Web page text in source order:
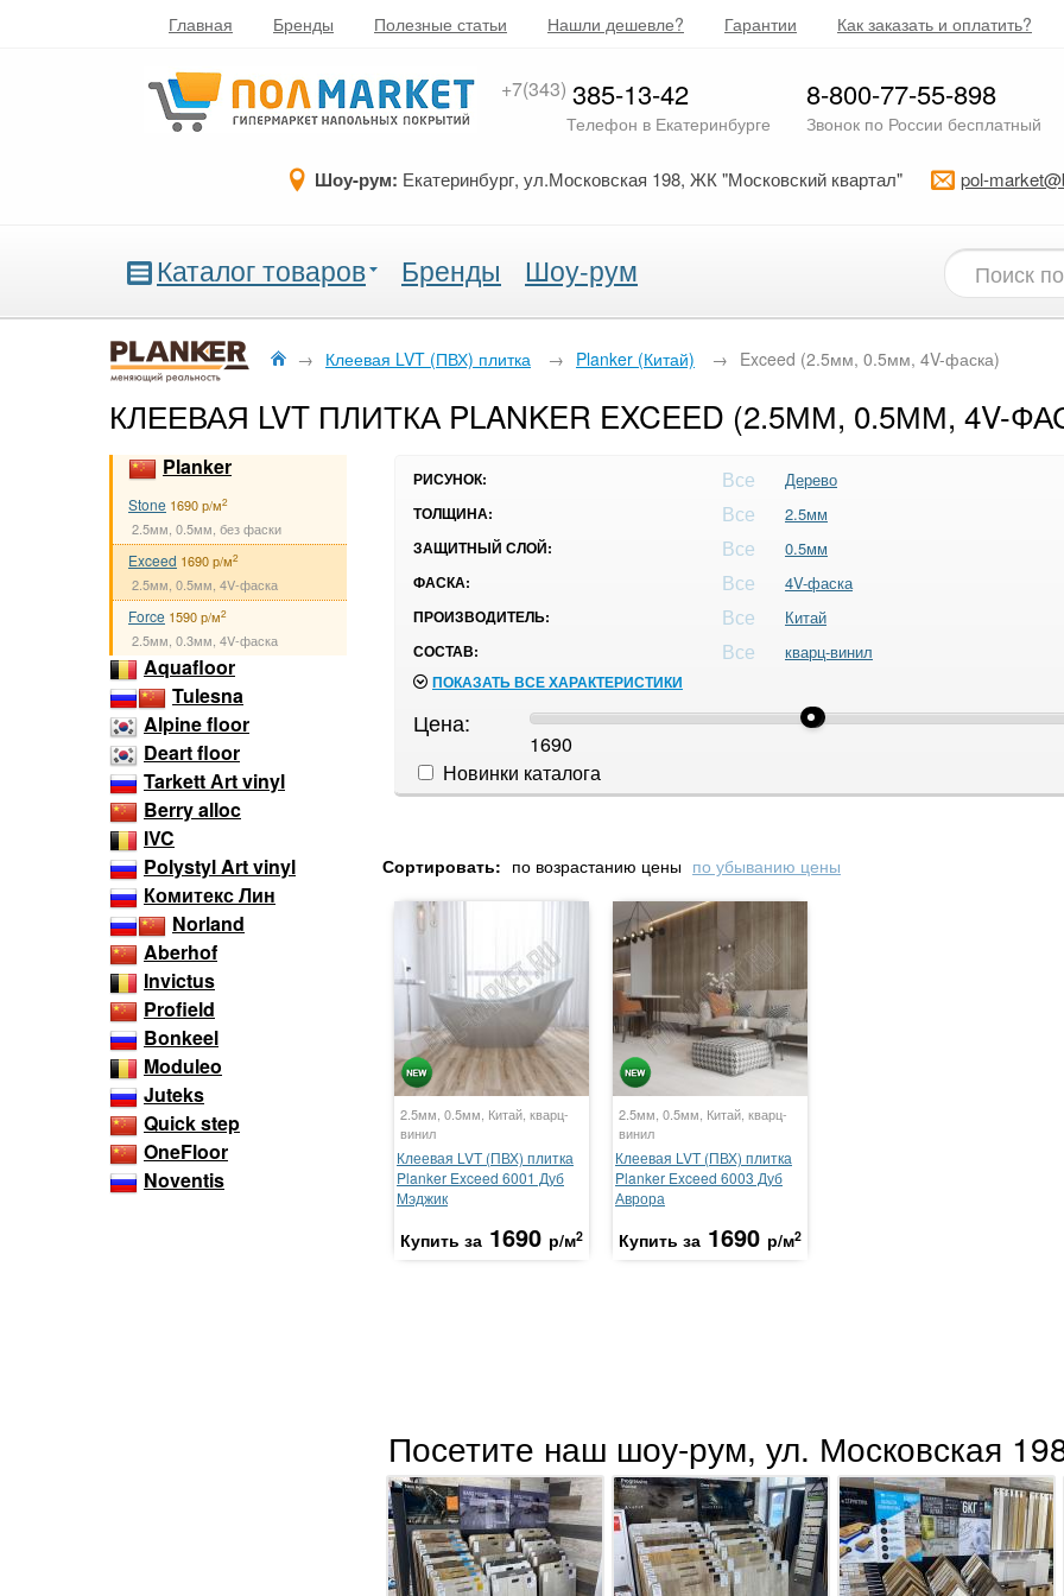
Главная Бренды Полезные статьи Нашли дешевле? Гарантии Как заказать и оплатить?
+7(343) 385-13-42
Телефон в Екатеринбурге
8-800-77-55-898
Звонок по России бесплатный
Шоу-рум: Екатеринбург, ул.Московская 198, ЖК "Московский квартал" pol-
Каталог товаров Бренды Шоу-рум
→ Клеевая LVT (ПВХ) плитка → Planker (Китай) → Exceed (2.5мм, 0.5мм, 4V-фаска)
КЛЕЕВАЯ LVT ПЛИТКА PLANKER EXCEED (2.5ММ, 0.5ММ, 4V-
РИСУНОК: Все Дерево
ТОЛЩИНА: Все 2.5мм
ЗАЩИТНЫЙ СЛОЙ: Все 0.5мм
ФАСКА: Все 4V-фаска
ПРОИЗВОДИТЕЛЬ: Все Китай
СОСТАВ: Все кварц-винил
ПОКАЗАТЬ ВСЕ ХАРАКТЕРИСТИКИ
Цена:
1690
Новинки каталога
Planker
Stone 1690 р/м2
2.5мм, 0.5мм, без фаски
Exceed 1690 р/м2
2.5мм, 0.5мм, 4V-фаска
Force 1590 р/м2
2.5мм, 0.3мм, 4V-фаска
Aquafloor
Tulesna
Alpine floor
Deart floor
Tarkett Аrt vinyl
Berry alloc
IVC
Polystyl Art vinyl
Комитекс Лин
Norland
Aberhof
Invictus
Profield
Bonkeel
Moduleo
Juteks
Quick step
OneFloor
Noventis
Сортировать: по возрастанию цены по убыванию цены
2.5мм, 0.5мм, Китай, кварц-
винил
Клеевая LVT (ПВХ) плитка
Planker Exceed 6001 Дуб
Мэджик
Купить за 1690 р/м2
2.5мм, 0.5мм, Китай, кварц-
винил
Клеевая LVT (ПВХ) плитка
Planker Exceed 6003 Дуб
Аврора
Купить за 1690 р/м2
Посетите наш шоу-рум, ул. Московская